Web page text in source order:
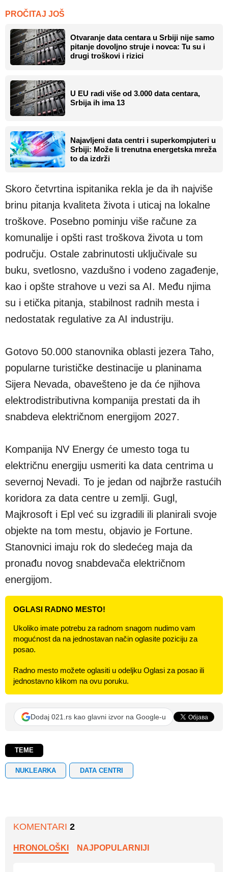
PROČITAJ JOŠ
Otvaranje data centara u Srbiji nije samo
pitanje dovoljno struje i novca: Tu su i
drugi troškovi i rizici
U EU radi više od 3.000 data centara,
Srbija ih ima 13
Najavljeni data centri i superkompjuteri u
Srbiji: Može li trenutna energetska mreža
to da izdrži
Skoro četvrtina ispitanika rekla je da ih najviše
brinu pitanja kvaliteta života i uticaj na lokalne
troškove. Posebno pominju više račune za
komunalije i opšti rast troškova života u tom
području. Ostale zabrinutosti uključivale su
buku, svetlosno, vazdušno i vodeno zagađenje,
kao i opšte strahove u vezi sa AI. Među njima
su i etička pitanja, stabilnost radnih mesta i
nedostatak regulative za AI industriju.
Gotovo 50.000 stanovnika oblasti jezera Taho,
popularne turističke destinacije u planinama
Sijera Nevada, obavešteno je da će njihova
elektrodistributivna kompanija prestati da ih
snabdeva električnom energijom 2027.
Kompanija NV Energy će umesto toga tu
električnu energiju usmeriti ka data centrima u
severnoj Nevadi. To je jedan od najbrže rastućih
koridora za data centre u zemlji. Gugl,
Majkrosoft i Epl već su izgradili ili planirali svoje
objekte na tom mestu, objavio je Fortune.
Stanovnici imaju rok do sledećeg maja da
pronađu novog snabdevača električnom
energijom.
OGLASI RADNO MESTO!
Ukoliko imate potrebu za radnom snagom nudimo vam
mogućnost da na jednostavan način oglasite poziciju za
posao.
Radno mesto možete oglasiti u odeljku Oglasi za posao ili
jednostavno klikom na ovu poruku.
Dodaj 021.rs kao glavni izvor na Google-u
TEME
NUKLEARKA DATA CENTRI
KOMENTARI 2
HRONOLOŠKI NAJPOPULARNIJI